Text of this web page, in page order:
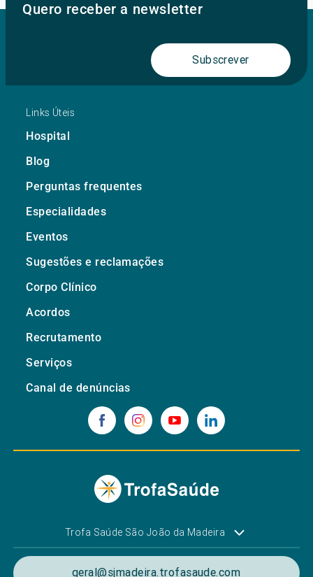
Quero receber a newsletter
Subscrever
Links Úteis
Hospital
Blog
Perguntas frequentes
Especialidades
Eventos
Sugestões e reclamações
Corpo Clínico
Acordos
Recrutamento
Serviços
Canal de denúncias
Trofa Saúde São João da Madeira
geral@sjmadeira.trofasaude.com